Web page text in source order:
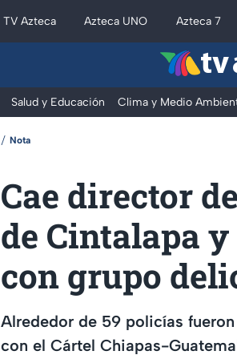
TV Azteca Azteca UNO Azteca 7
tv
Salud y Educación Clima y Medio
Nota
Cae director
de Cintalapa
con grupo
Alrededor de 59 policías
con el Cártel Chiapas-